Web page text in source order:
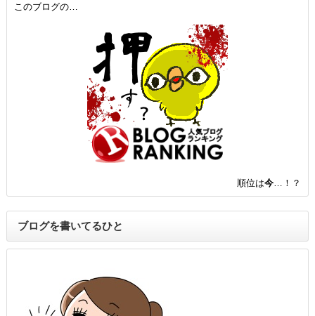
このブログの…
順位は今 …！？
ブログを書いてるひと